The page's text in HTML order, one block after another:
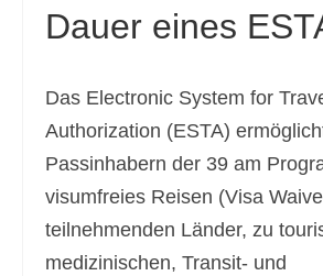
Dauer eines
Das Electronic System for
Authorization (ESTA)
Passinhabern der 39 am
visumfreies Reisen (Visa
teilnehmenden Länder, zu
medizinischen, Transit- und